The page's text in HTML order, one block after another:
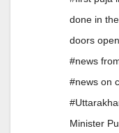
done in
doors
#news
#news on
Minister